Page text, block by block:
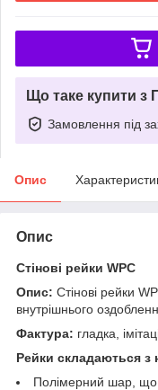
Що таке купити з
Замовлення під
Опис
Опис
Стінові рейки WPC
Опис: Стінові рейки
внутрішнього
Фактура: гладка,
Рейки складаються з
Полімерний шар, що